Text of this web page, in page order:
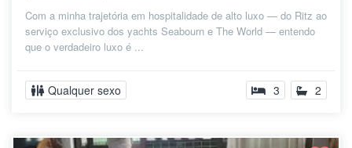
Com a minha trajetória em hospitalidade de alto luxo — do Ritz ao
serviço exclusivo dos yachts Seabourn e The World — entendo
que o verdadeiro luxo é ...
Qualquer sexo 3 2